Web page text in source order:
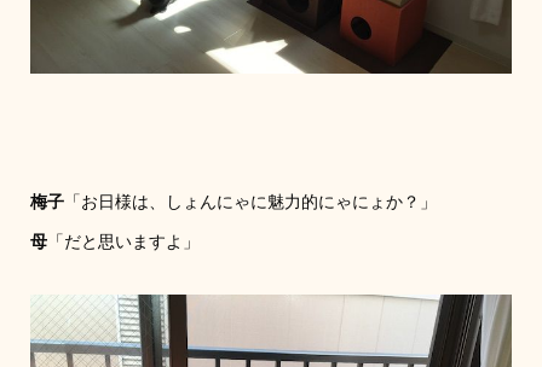
梅子「お日様は、しょんにゃに魅力的にゃにょか？」
母「だと思いますよ」